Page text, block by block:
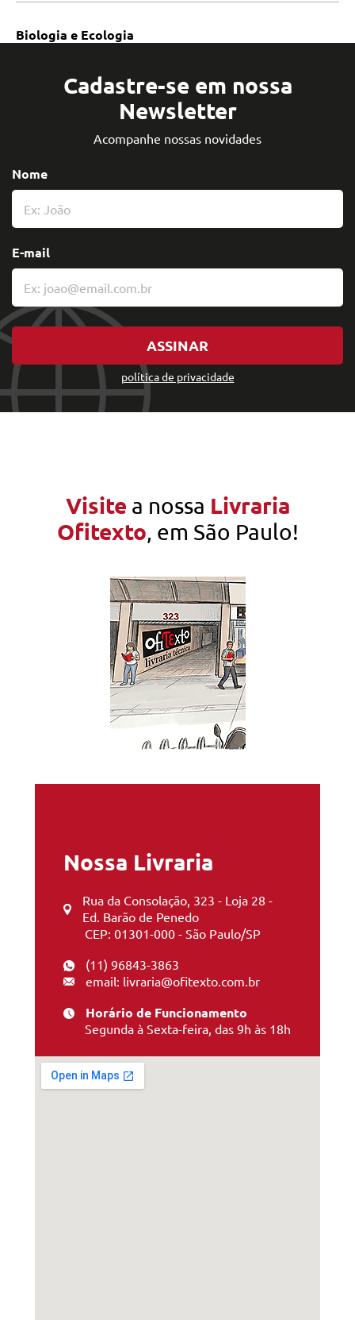
Biologia e Ecologia
Cadastre-se em nossa
Newsletter
Acompanhe nossas novidades
política de privacidade
Nome
E-mail
ASSINAR
Visite a nossa Livraria
Ofitexto, em São Paulo!
Nossa Livraria
Rua da Consolação, 323 - Loja 28 -
Ed. Barão de Penedo
CEP: 01301-000 - São Paulo/SP
(11) 96843-3863
email: livraria@ofitexto.com.br
Horário de Funcionamento
Segunda à Sexta-feira, das 9h às 18h